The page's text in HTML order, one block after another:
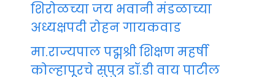
शिरोळच्या जय भवानी मंडळाच्या
अध्यक्षपदी रोहन गायकवाड
मा.राज्यपाल पद्मश्री शिक्षण महर्षी
कोल्हापूरचे सुपुत्र डॉ.डी वाय पाटील